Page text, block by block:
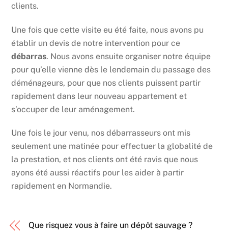
clients.
Une fois que cette visite eu été faite, nous avons pu
établir un devis de notre intervention pour ce
débarras. Nous avons ensuite organiser notre équipe
pour qu’elle vienne dès le lendemain du passage des
déménageurs, pour que nos clients puissent partir
rapidement dans leur nouveau appartement et
s’occuper de leur aménagement.
Une fois le jour venu, nos débarrasseurs ont mis
seulement une matinée pour effectuer la globalité de
la prestation, et nos clients ont été ravis que nous
ayons été aussi réactifs pour les aider à partir
rapidement en Normandie.
Que risquez vous à faire un dépôt sauvage ?